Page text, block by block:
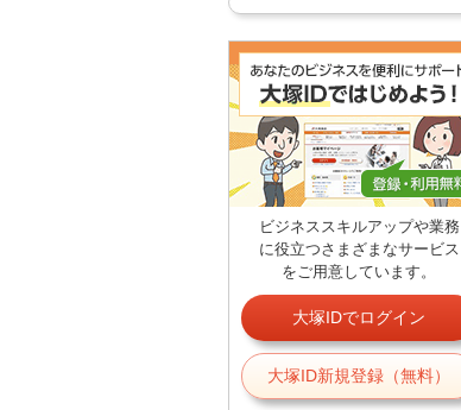
ビジネススキルアップや業務
に役立つさまざまなサービス
をご用意しています。
大塚IDでログイン
大塚ID新規登録（無料）